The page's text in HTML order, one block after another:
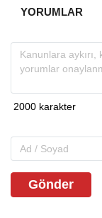
YORUMLAR
Gönder